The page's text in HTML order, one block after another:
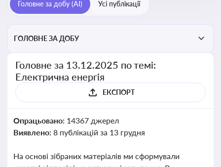
Головне за добу (AI) Усі публікації
ГОЛОВНЕ ЗА ДОБУ
Головне за 13.12.2025 по темі:
Електрична енергія
ЕКСПОРТ
Опрацьовано: 14367 джерел
Виявлено: 8 публікацій за 13 грудня
На основі зібраних матеріалів ми сформували